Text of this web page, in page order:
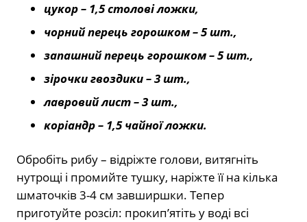
цукор – 1,5 столові ложки,
чорний перець горошком – 5 шт.,
запашний перець горошком – 5 шт.,
зірочки гвоздики – 3 шт.,
лавровий лист – 3 шт.,
коріандр – 1,5 чайної ложки.
Обробіть рибу – відріжте голови, витягніть
нутрощі і промийте тушку, наріжте її на кілька
шматочків 3-4 см завширшки. Тепер
приготуйте розсіл: прокип’ятіть у воді всі